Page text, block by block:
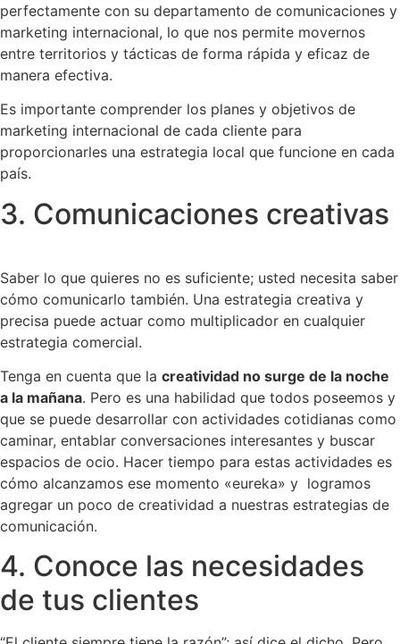
perfectamente con su departamento de comunicaciones y
marketing internacional, lo que nos permite movernos
entre territorios y tácticas de forma rápida y eficaz de
manera efectiva.
Es importante comprender los planes y objetivos de
marketing internacional de cada cliente para
proporcionarles una estrategia local que funcione en cada
país.
3. Comunicaciones creativas
Saber lo que quieres no es suficiente; usted necesita saber
cómo comunicarlo también. Una estrategia creativa y
precisa puede actuar como multiplicador en cualquier
estrategia comercial.
Tenga en cuenta que la creatividad no surge de la noche
a la mañana. Pero es una habilidad que todos poseemos y
que se puede desarrollar con actividades cotidianas como
caminar, entablar conversaciones interesantes y buscar
espacios de ocio. Hacer tiempo para estas actividades es
cómo alcanzamos ese momento «eureka» y logramos
agregar un poco de creatividad a nuestras estrategias de
comunicación.
4. Conoce las necesidades
de tus clientes